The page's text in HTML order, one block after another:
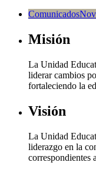
Comunicados
Misión
La Unidad
liderar cambios
fortaleciendo la
Visión
La Unidad
liderazgo en la
correspondientes